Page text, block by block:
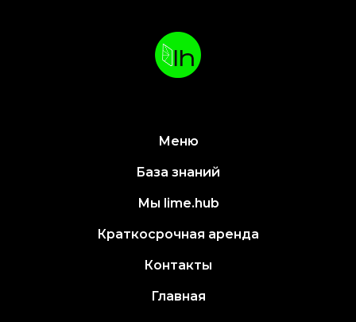
Меню
База знаний
Мы lime.hub
Краткосрочная аренда
Контакты
Главная